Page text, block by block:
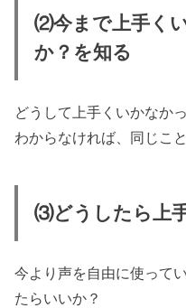
⑵今まで上手く
か？を知る
どうして上手くいかなか
わからなければ、同じこ
⑶どうしたら上
今より声を自由に使って
たらいいか？